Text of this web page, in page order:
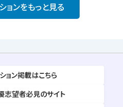
ョンをもっと見る
ョン掲載はこちら
志望者必見のサイト